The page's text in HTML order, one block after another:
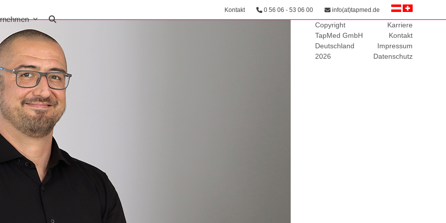
Kontakt 0 56 06 - 53 06 00 info(at)tapmed.de
Copyright
TapMed GmbH
Deutschland
2026
Karriere
Kontakt
Impressum
Datenschutz